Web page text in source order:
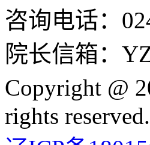
咨询电话：
院长信箱：
Copyright @
rights reserved.